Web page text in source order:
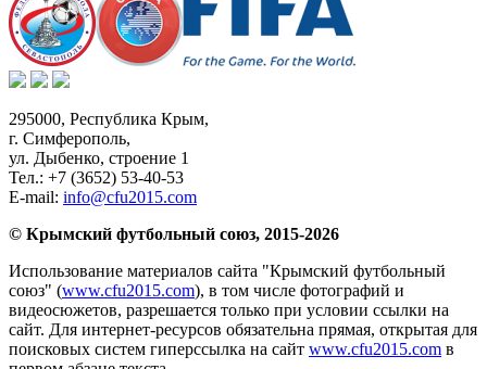
295000, Республика Крым,
г. Симферополь,
ул. Дыбенко, строение 1
Тел.: +7 (3652) 53-40-53
E-mail: info@cfu2015.com
© Крымский футбольный союз, 2015-2026
Использование материалов сайта "Крымский футбольный
союз" (www.cfu2015.com), в том числе фотографий и
видеосюжетов, разрешается только при условии ссылки на
сайт. Для интернет-ресурсов обязательна прямая, открытая для
поисковых систем гиперссылка на сайт www.cfu2015.com в